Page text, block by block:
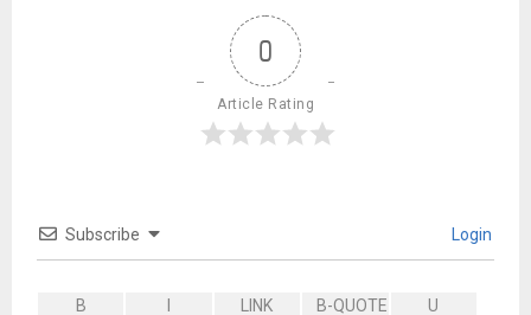
0
Article Rating
Subscribe Login